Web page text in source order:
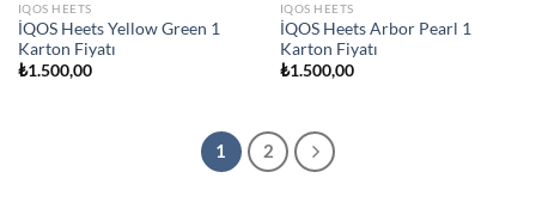
IQOS HEETS
İQOS Heets Yellow Green 1
Karton Fiyatı
₺1.500,00
IQOS HEETS
İQOS Heets Arbor Pearl 1
Karton Fiyatı
₺1.500,00
1 2